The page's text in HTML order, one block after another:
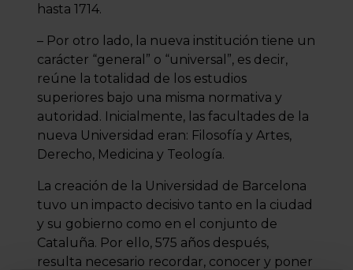
hasta 1714.
– Por otro lado, la nueva institución tiene un
carácter “general” o “universal”, es decir,
reúne la totalidad de los estudios
superiores bajo una misma normativa y
autoridad. Inicialmente, las facultades de la
nueva Universidad eran: Filosofía y Artes,
Derecho, Medicina y Teología.
La creación de la Universidad de Barcelona
tuvo un impacto decisivo tanto en la ciudad
y su gobierno como en el conjunto de
Cataluña. Por ello, 575 años después,
resulta necesario recordar, conocer y poner